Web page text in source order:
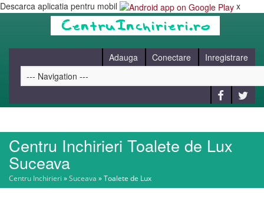
Descarca aplicatia pentru mobil x
Adauga Conectare Inregistrare
HOME
CAUT
Centru Inchirieri Toalete de Lux
Suceava
Centru Inchirieri »Suceava »Toalete de Lux